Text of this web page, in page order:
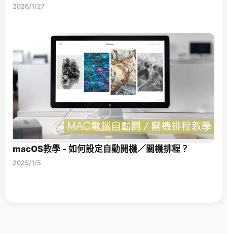
2026/1/27
macOS教學 - 如何設定自動開機／關機排程？
2025/1/5